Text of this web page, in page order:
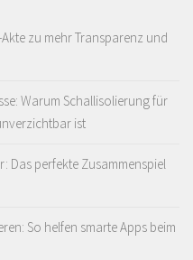
zu mehr Transparenz und
Warum Schallisolierung für
ist
Das perfekte Zusammenspiel
So helfen smarte Apps beim